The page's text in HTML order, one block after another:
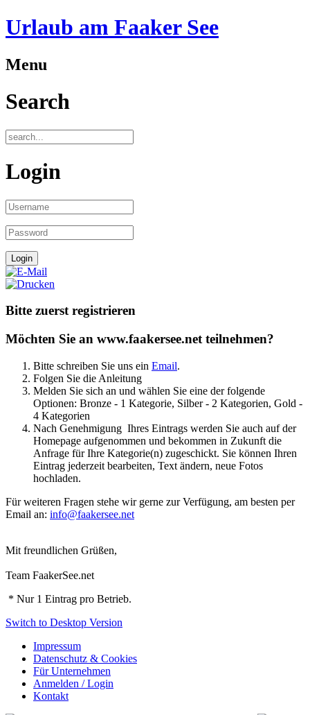
Urlaub am Faaker See
Menu
Search
Login
Bitte zuerst registrieren
Möchten Sie an www.faakersee.net teilnehmen?
Bitte schreiben Sie uns ein Email.
Folgen Sie die Anleitung
Melden Sie sich an und wählen Sie eine der folgende
Optionen: Bronze - 1 Kategorie, Silber - 2 Kategorien, Gold -
4 Kategorien
Nach Genehmigung Ihres Eintrags werden Sie auch auf der
Homepage aufgenommen und bekommen in Zukunft die
Anfrage für Ihre Kategorie(n) zugeschickt. Sie können Ihren
Eintrag jederzeit bearbeiten, Text ändern, neue Fotos
hochladen.
Für weiteren Fragen stehe wir gerne zur Verfügung, am besten per
Email an: info@faakersee.net
Mit freundlichen Grüßen,
Team FaakerSee.net
* Nur 1 Eintrag pro Betrieb.
Switch to Desktop Version
Impressum
Datenschutz & Cookies
Für Unternehmen
Anmelden / Login
Kontakt